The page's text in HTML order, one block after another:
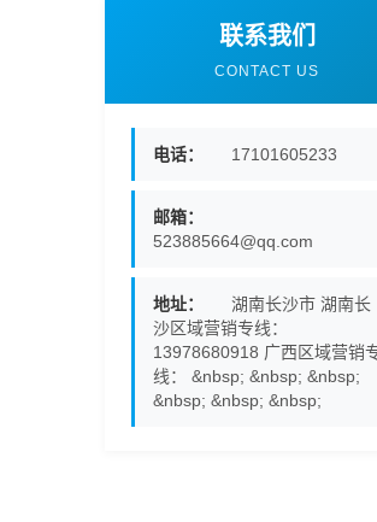
联系我们
CONTACT US
电话： 17101605233
邮箱：
523885664@qq.com
地址：
湖南长沙市 湖南长
沙区域营销专线：
13978680918 广西区域营销
线： &nbsp; &nbsp; &nbsp;
&nbsp; &nbsp; &nbsp;